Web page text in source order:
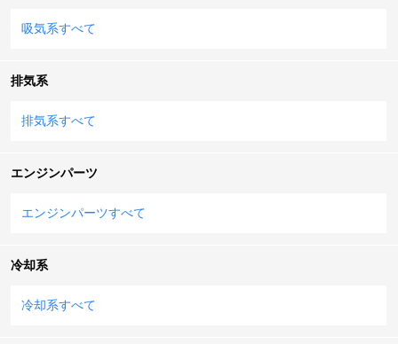
吸気系すべて
排気系
排気系すべて
エンジンパーツ
エンジンパーツすべて
冷却系
冷却系すべて